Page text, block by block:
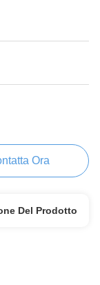
Ora
Del Prodotto